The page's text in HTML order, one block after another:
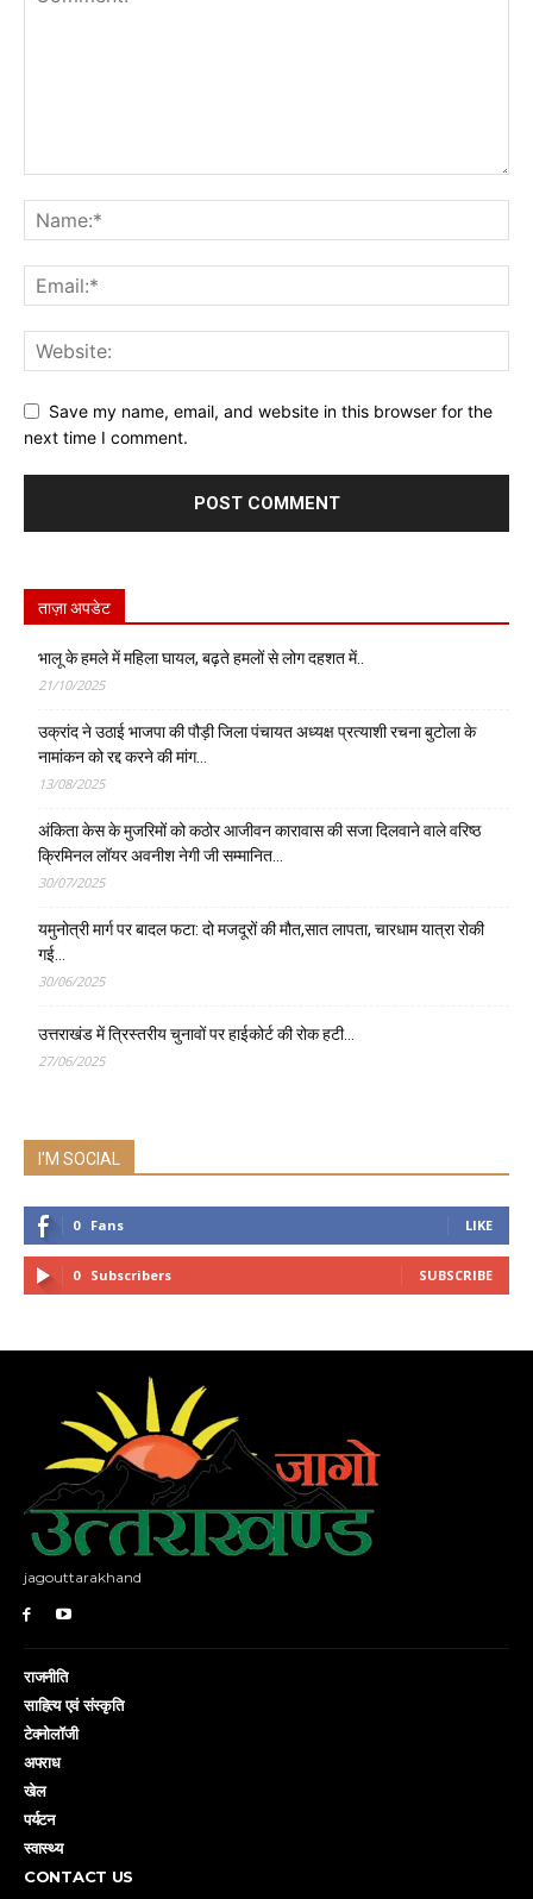
Save my name, email, and website in this browser for the
next time I comment.
ताज़ा अपडेट
भालू के हमले में महिला घायल, बढ़ते हमलों से लोग दहशत में..
21/10/2025
उक्रांद ने उठाई भाजपा की पौड़ी जिला पंचायत अध्यक्ष प्रत्याशी रचना बुटोला के
नामांकन को रद्द करने की मांग…
13/08/2025
अंकिता केस के मुजरिमों को कठोर आजीवन कारावास की सजा दिलवाने वाले वरिष्ठ
क्रिमिनल लॉयर अवनीश नेगी जी सम्मानित…
30/07/2025
यमुनोत्री मार्ग पर बादल फटा: दो मजदूरों की मौत,सात लापता, चारधाम यात्रा रोकी
गई…
30/06/2025
उत्तराखंड में त्रिस्तरीय चुनावों पर हाईकोर्ट की रोक हटी…
27/06/2025
I'M SOCIAL
0 Fans LIKE
0 Subscribers SUBSCRIBE
jagouttarakhand
राजनीति
साहित्य एवं संस्कृति
टेक्नोलॉजी
अपराध
खेल
पर्यटन
स्वास्थ्य
CONTACT US